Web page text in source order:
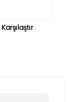
Karşılaştır